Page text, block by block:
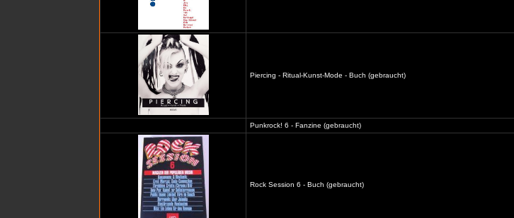
Piercing - Ritual-Kunst-Mode - Buch (gebraucht)
Punkrock! 6 - Fanzine (gebraucht)
Rock Session 6 - Buch (gebraucht)